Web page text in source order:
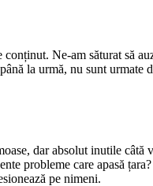
Ne-am săturat să
la urmă, nu sunt urmate
dar absolut inutile câtă
probleme care apasă
pe nimeni.